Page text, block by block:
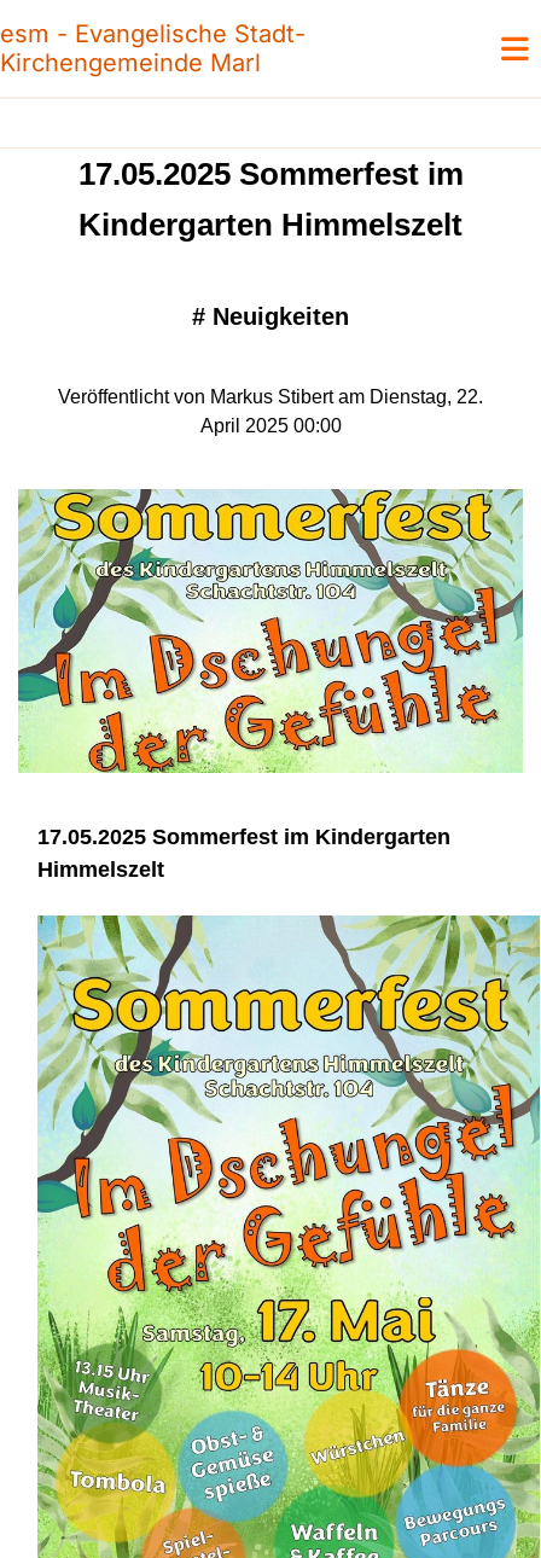
esm - Evangelische Stadt-
Kirchengemeinde Marl
17.05.2025 Sommerfest im
Kindergarten Himmelszelt
# Neuigkeiten
Veröffentlicht von Markus Stibert am Dienstag, 22.
April 2025 00:00
17.05.2025 Sommerfest im Kindergarten
Himmelszelt